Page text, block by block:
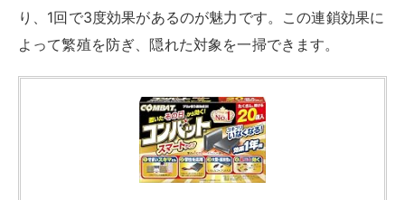
り、1回で3度効果があるのが魅力です。この連鎖効果に
よって繁殖を防ぎ、隠れた対象を一掃できます。